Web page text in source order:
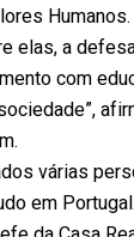
elas, a
com
várias
em